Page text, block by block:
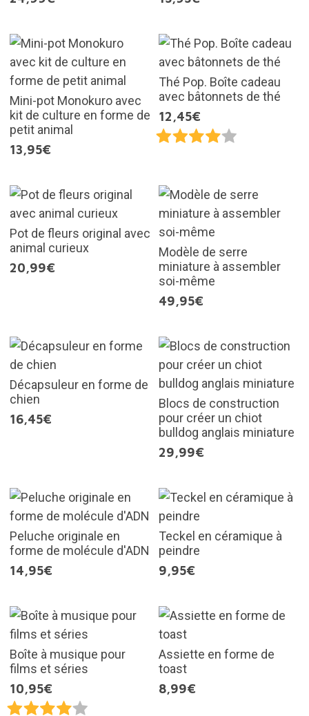
Mini-pot Monokuro avec
kit de culture en forme de
petit animal
13,95€
Thé Pop. Boîte cadeau
avec bâtonnets de thé
12,45€
Pot de fleurs original avec
animal curieux
20,99€
Modèle de serre
miniature à assembler
soi-même
49,95€
Décapsuleur en forme de
chien
16,45€
Blocs de construction
pour créer un chiot
bulldog anglais miniature
29,99€
Peluche originale en
forme de molécule d'ADN
14,95€
Teckel en céramique à
peindre
9,95€
Boîte à musique pour
films et séries
10,95€
Assiette en forme de
toast
8,99€